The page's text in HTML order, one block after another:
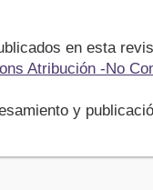
en esta
Atribución -No
y